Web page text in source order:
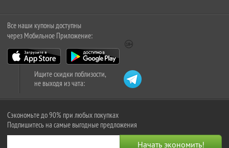
Все наши купоны доступны
через Мобильное Приложение:
Ищите скидки поблизости,
не выходя из чата:
Сэкономьте до 90% при любых покупках
Подпишитесь на самые выгодные предложения